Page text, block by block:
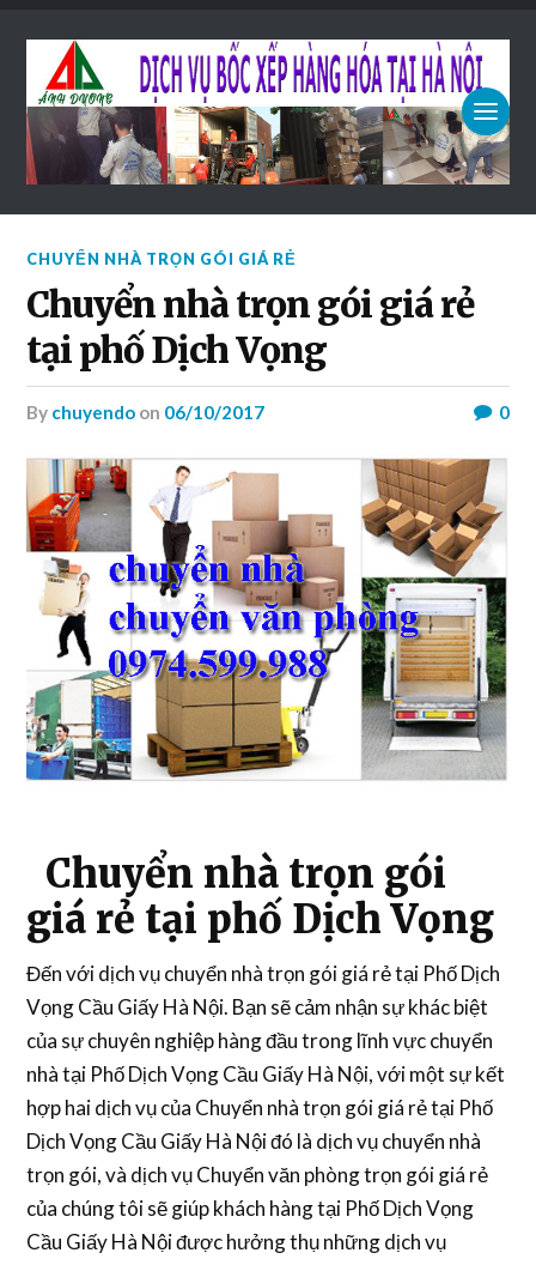
CHUYỂN NHÀ TRỌN GÓI GIÁ RẺ
Chuyển nhà trọn gói giá rẻ
tại phố Dịch Vọng
by chuyendo on 06/10/2017 0
Chuyển nhà trọn gói
giá rẻ tại phố Dịch Vọng
Đến với dịch vụ chuyển nhà trọn gói giá rẻ tại Phố Dịch
Vọng Cầu Giấy Hà Nội. Bạn sẽ cảm nhận sự khác biệt
của sự chuyên nghiệp hàng đầu trong lĩnh vực chuyển
nhà tại Phố Dịch Vọng Cầu Giấy Hà Nội, với một sự kết
hợp hai dịch vụ của Chuyển nhà trọn gói giá rẻ tại Phố
Dịch Vọng Cầu Giấy Hà Nội đó là dịch vụ chuyển nhà
trọn gói, và dịch vụ Chuyển văn phòng trọn gói giá rẻ
của chúng tôi sẽ giúp khách hàng tại Phố Dịch Vọng
Cầu Giấy Hà Nội được hưởng thụ những dịch vụ